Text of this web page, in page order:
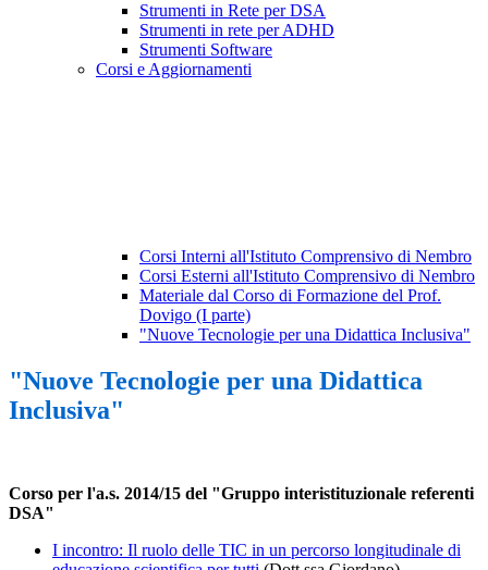
Strumenti in Rete per DSA
Strumenti in rete per ADHD
Strumenti Software
Corsi e Aggiornamenti
Corsi Interni all'Istituto Comprensivo di Nembro
Corsi Esterni all'Istituto Comprensivo di Nembro
Materiale dal Corso di Formazione del Prof.
Dovigo (I parte)
"Nuove Tecnologie per una Didattica Inclusiva"
"Nuove Tecnologie per una Didattica
Inclusiva"
Corso per l'a.s. 2014/15 del "Gruppo interistituzionale referenti
DSA"
I incontro: Il ruolo delle TIC in un percorso longitudinale di